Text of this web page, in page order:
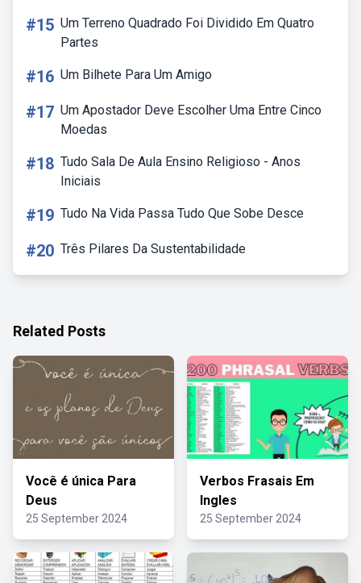
#15 Um Terreno Quadrado Foi Dividido Em Quatro
Partes
#16 Um Bilhete Para Um Amigo
#17 Um Apostador Deve Escolher Uma Entre Cinco
Moedas
#18 Tudo Sala De Aula Ensino Religioso - Anos
Iniciais
#19 Tudo Na Vida Passa Tudo Que Sobe Desce
#20 Três Pilares Da Sustentabilidade
Related Posts
Você é única Para
Deus
25 September 2024
Verbos Frasais Em
Ingles
25 September 2024